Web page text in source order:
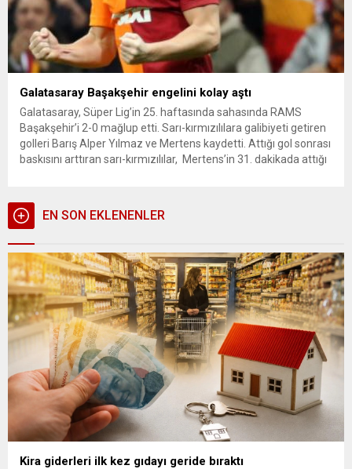
Galatasaray Başakşehir engelini kolay aştı
Galatasaray, Süper Lig’in 25. haftasında sahasında RAMS
Başakşehir’i 2-0 mağlup etti. Sarı-kırmızılılara galibiyeti getiren
golleri Barış Alper Yılmaz ve Mertens kaydetti. Attığı gol sonrası
baskısını arttıran sarı-kırmızılılar, Mertens’in 31. dakikada attığı
gönderdiği top savunmadaki Ba’dan sekti....
EN SON EKLENENLER
Kira giderleri ilk kez gıdayı geride bıraktı